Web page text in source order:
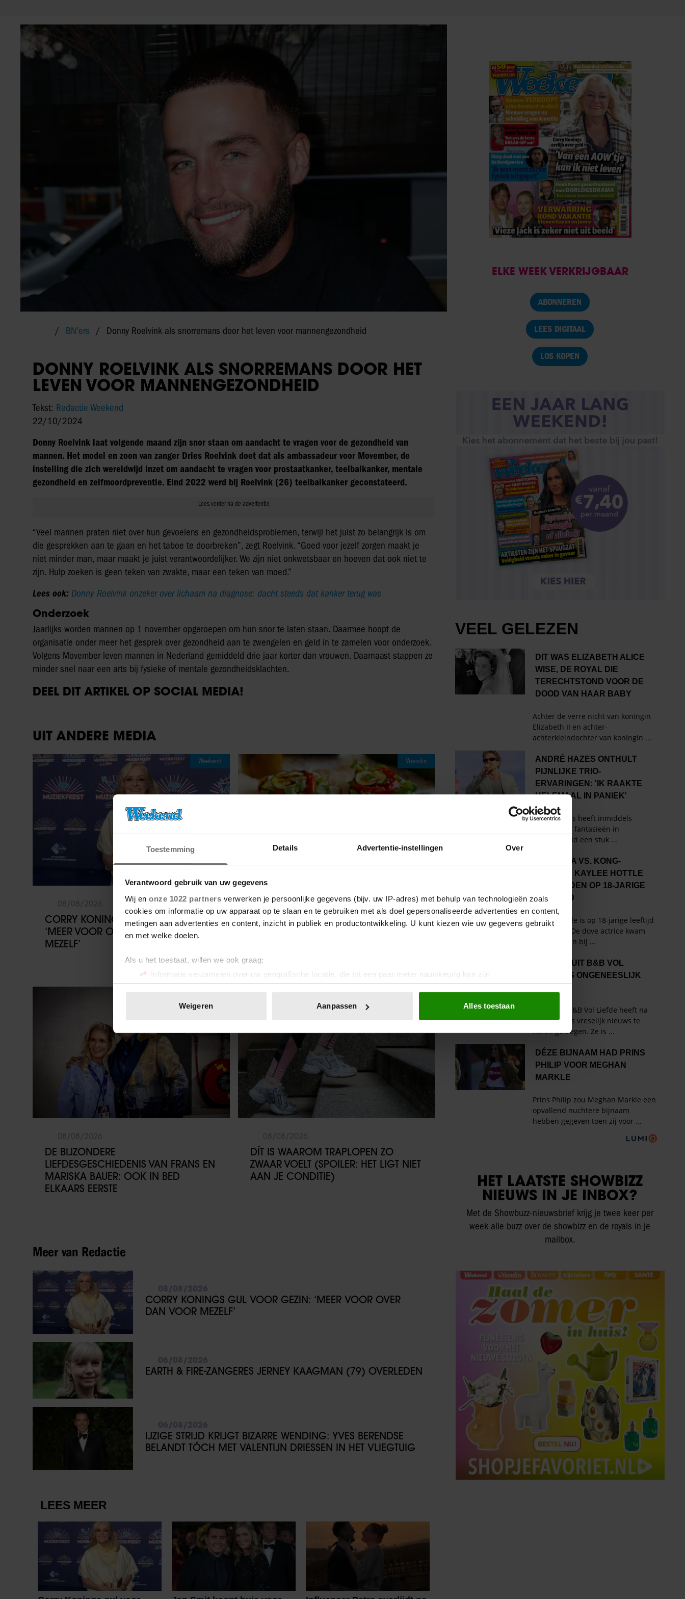
Toestemming Details Advertentie-instellingen Over
Verantwoord gebruik van uw gegevens
Wij en onze 1022 partners verwerken je persoonlijke gegevens (bijv. uw IP-adres) met behulp van technologieën zoals
cookies om informatie op uw apparaat op te slaan en te gebruiken met als doel gepersonaliseerde advertenties en content,
metingen aan advertenties en content, inzicht in publiek en productontwikkeling. U kunt kiezen wie uw gegevens gebruikt
en met welke doelen.
Als u het toestaat, willen we ook graag:
Informatie verzamelen over uw geografische locatie, die tot een paar meter nauwkeurig kan zijn
Uw apparaat identificeren door het actief te scannen op specifieke eigenschappen (fingerprinting)
toestemming op elk moment wijzigen of intrekken in de Cookieverklaring.
We gebruiken cookies om content en advertenties te personaliseren, om functies voor social media te bieden en om ons
websiteverkeer te analyseren. Ook delen we informatie over uw gebruik van onze site met onze partners voor social
media, adverteren en analyse. Deze partners kunnen deze gegevens combineren met andere informatie die u aan ze heeft
verstrekt of die ze hebben verzameld op basis van uw gebruik van hun services. U gaat akkoord met onze cookies als u
onze website blijft gebruiken.
Weigeren Aanpassen Alles toestaan
BN'ers Donny Roelvink als snorremans door het leven voor mannengezondheid
DONNY ROELVINK ALS SNORREMANS DOOR HET
LEVEN VOOR MANNENGEZONDHEID
Tekst: Redactie Weekend
22/10/2024
Donny Roelvink laat volgende maand zijn snor staan om aandacht te vragen voor de gezondheid van
mannen. Het model en zoon van zanger Dries Roelvink doet dat als ambassadeur voor Movember, de
instelling die zich wereldwijd inzet om aandacht te vragen voor prostaatkanker, teelbalkanker, mentale
gezondheid en zelfmoordpreventie. Eind 2022 werd bij Roelvink (26) teelbalkanker geconstateerd.
“Veel mannen praten niet over hun gevoelens en gezondheidsproblemen, terwijl het juist zo belangrijk is om
die gesprekken aan te gaan en het taboe te doorbreken”, zegt Roelvink. “Goed voor jezelf zorgen maakt je
niet minder man, maar maakt je juist verantwoordelijker. We zijn niet onkwetsbaar en hoeven dat ook niet te
zijn. Hulp zoeken is geen teken van zwakte, maar een teken van moed.”
Lees ook: Donny Roelvink onzeker over lichaam na diagnose: dacht steeds dat kanker terug was
Onderzoek
Jaarlijks worden mannen op 1 november opgeroepen om hun snor te laten staan. Daarmee hoopt de
organisatie onder meer het gesprek over gezondheid aan te zwengelen en geld in te zamelen voor onderzoek.
Volgens Movember leven mannen in Nederland gemiddeld drie jaar korter dan vrouwen. Daarnaast stappen ze
minder snel naar een arts bij fysieke of mentale gezondheidsklachten.
DEEL DIT ARTIKEL OP SOCIAL MEDIA!
UIT ANDERE MEDIA
Weekend
CORRY KONINGS GUL VOOR GEZIN:
‘MEER VOOR OVER DAN VOOR
MEZELF’
Vriendin
08/08/2026
DEZE GOUDBRUINE BRUSCHETTA MET
COURGETTE EN FETA WIL JE METEEN
DE BIJZONDERE
LIEFDESGESCHIEDENIS VAN FRANS EN
MARISKA BAUER: OOK IN BED
ELKAARS EERSTE
Sante
DÍT IS WAAROM TRAPLOPEN ZO
ZWAAR VOELT (SPOILER: HET LIGT NIET
AAN JE CONDITIE)
Meer van Redactie
CORRY KONINGS GUL VOOR GEZIN: ‘MEER VOOR OVER
DAN VOOR MEZELF’
EARTH & FIRE-ZANGERES JERNEY KAAGMAN (79) OVERLEDEN
IJZIGE STRIJD KRIJGT BIZARRE WENDING: YVES BERENDSE
BELANDT TÓCH MET VALENTIJN DRIESSEN IN HET VLIEGTUIG
ELKE WEEK VERKRIJGBAAR
ABONNEREN
LEES DIGITAAL
LOS KOPEN
HET LAATSTE SHOWBIZZ
NIEUWS IN JE INBOX?
Met de Showbuzz-nieuwsbrief krijg je twee keer per
week alle buzz over de showbizz en de royals in je
mailbox.